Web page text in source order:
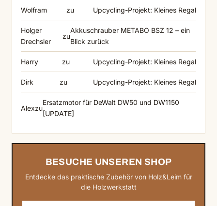
Wolfram zu Upcycling-Projekt: Kleines Regal
Holger
Drechsler
zu
Akkuschrauber METABO BSZ 12 – ein
Blick zurück
Harry zu Upcycling-Projekt: Kleines Regal
Dirk zu Upcycling-Projekt: Kleines Regal
Alexzu
Ersatzmotor für DeWalt DW50 und DW1150
[UPDATE]
BESUCHE UNSEREN SHOP
Entdecke das praktische Zubehör von Holz&Leim für
die Holzwerkstatt